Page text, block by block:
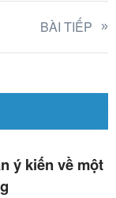
BÀI TIẾP
ý kiến về một